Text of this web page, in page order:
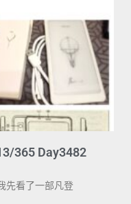
365 Day3482
先看了一部凡登